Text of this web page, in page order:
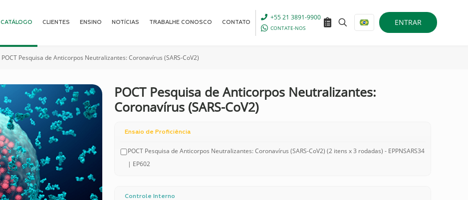
CATÁLOGO CLIENTES ENSINO NOTÍCIAS TRABALHE CONOSCO CONTATO
+55 21 3891-9900
CONTATE-NOS
ENTRAR
POCT Pesquisa de Anticorpos Neutralizantes: Coronavírus (SARS-CoV2)
POCT Pesquisa de Anticorpos Neutralizantes:
Coronavírus (SARS-CoV2)
Ensaio de Proficiência
POCT Pesquisa de Anticorpos Neutralizantes: Coronavírus (SARS-CoV2) (2 itens x 3 rodadas) - EPPNSARS34
| EP602
Controle Interno